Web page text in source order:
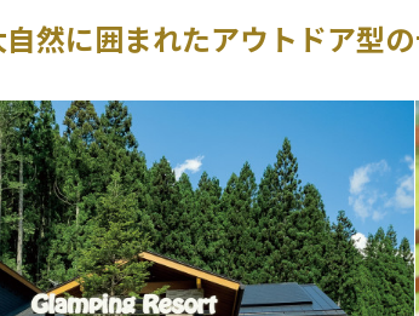
然に囲まれたアウトドア型の